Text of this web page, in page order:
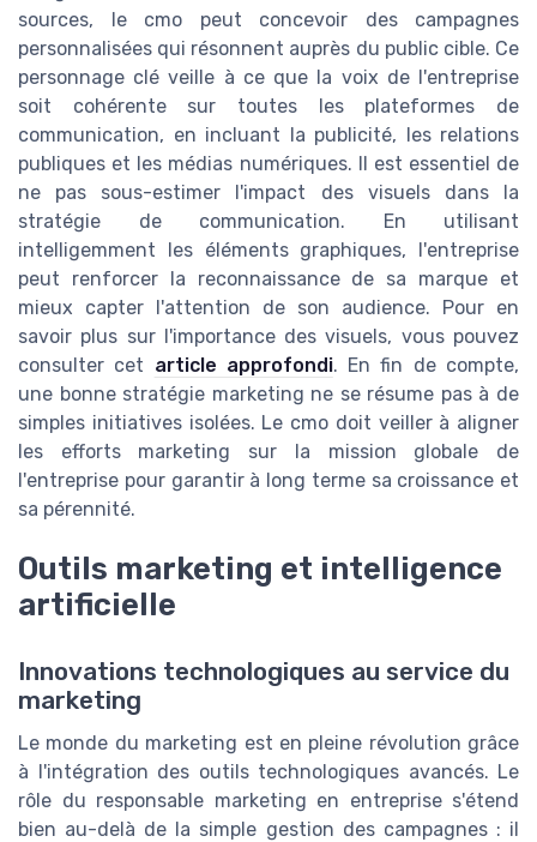
sources, le cmo peut concevoir des campagnes
personnalisées qui résonnent auprès du public cible. Ce
personnage clé veille à ce que la voix de l'entreprise
soit cohérente sur toutes les plateformes de
communication, en incluant la publicité, les relations
publiques et les médias numériques. Il est essentiel de
ne pas sous-estimer l'impact des visuels dans la
stratégie de communication. En utilisant
intelligemment les éléments graphiques, l'entreprise
peut renforcer la reconnaissance de sa marque et
mieux capter l'attention de son audience. Pour en
savoir plus sur l'importance des visuels, vous pouvez
consulter cet article approfondi. En fin de compte,
une bonne stratégie marketing ne se résume pas à de
simples initiatives isolées. Le cmo doit veiller à aligner
les efforts marketing sur la mission globale de
l'entreprise pour garantir à long terme sa croissance et
sa pérennité.
Outils marketing et intelligence
artificielle
Innovations technologiques au service du
marketing
Le monde du marketing est en pleine révolution grâce
à l'intégration des outils technologiques avancés. Le
rôle du responsable marketing en entreprise s'étend
bien au-delà de la simple gestion des campagnes : il